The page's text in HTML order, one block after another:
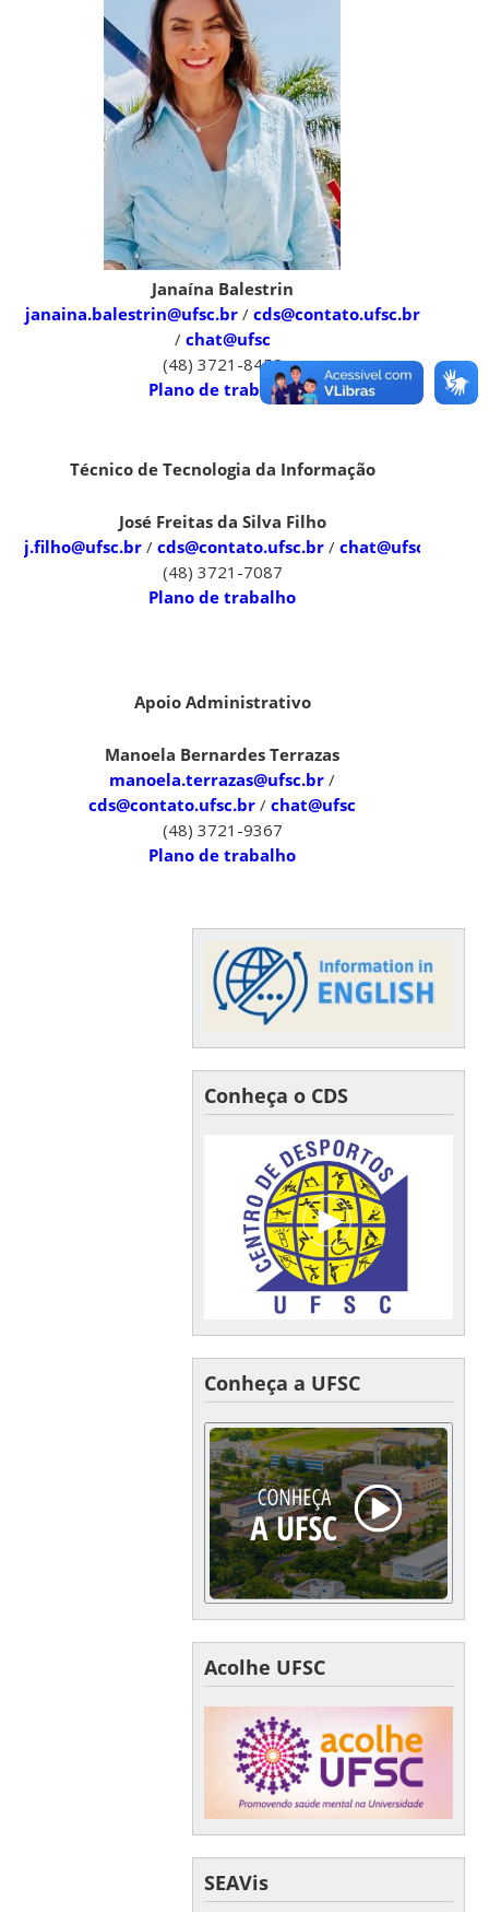
Janaína Balestrin
janaina.balestrin@ufsc.br/ cds@contato.ufsc.br
/ chat@ufsc
(48) 3721-8452
Plano de trabalho
Técnico de Tecnologia da Informação
José Freitas da Silva Filho
j.filho@ufsc.br /cds@contato.ufsc.br /chat@ufsc
(48) 3721-7087
Plano de trabalho
Apoio Administrativo
Manoela Bernardes Terrazas
manoela.terrazas@ufsc.br /
cds@contato.ufsc.br /chat@ufsc
(48) 3721-9367
Plano de trabalho
Conheça o CDS
Conheça a UFSC
Acolhe UFSC
SEAVis